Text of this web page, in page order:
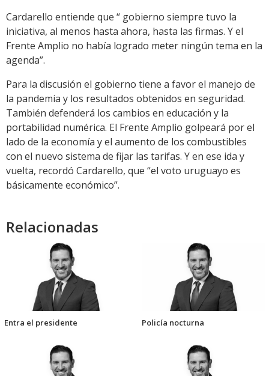
Cardarello entiende que “ gobierno siempre tuvo la
iniciativa, al menos hasta ahora, hasta las firmas. Y el
Frente Amplio no había logrado meter ningún tema en la
agenda”.
Para la discusión el gobierno tiene a favor el manejo de
la pandemia y los resultados obtenidos en seguridad.
También defenderá los cambios en educación y la
portabilidad numérica. El Frente Amplio golpeará por el
lado de la economía y el aumento de los combustibles
con el nuevo sistema de fijar las tarifas. Y en ese ida y
vuelta, recordó Cardarello, que “el voto uruguayo es
básicamente económico”.
Relacionadas
Entra el presidente Policía nocturna